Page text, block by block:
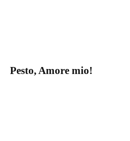
Pesto, Amore mio!